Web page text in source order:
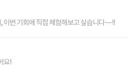
이번 기회에 직접 체험해보고 싶습니다~~!!
요!